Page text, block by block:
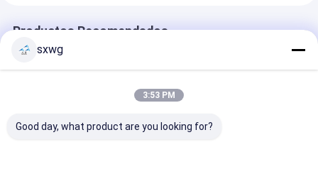
Productos Recomendados
sxwg
3:53 PM
Good day, what product are you looking for?